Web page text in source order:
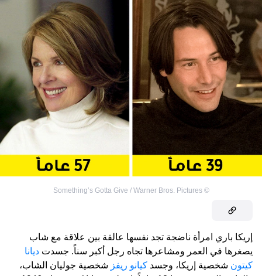
©
Something’s Gotta Give / Warner Bros. Pictures
إريكا باري امرأة ناضجة تجد نفسها عالقة بين علاقة مع شاب
يصغرها في العمر ومشاعرها تجاه رجل أكبر سناً. جسدت ديانا
كيتون شخصية إريكا، وجسد كيانو ريفز شخصية جوليان الشاب،